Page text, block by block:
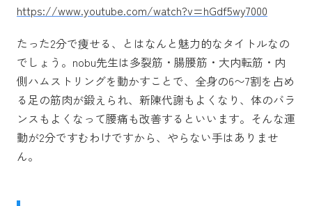
https://www.youtube.com/watch?v=hGdf5wy7000
たった2分で痩せる、とはなんと魅力的なタイトルなの
でしょう。nobu先生は多裂筋・腸腰筋・大内転筋・内
側ハムストリングを動かすことで、全身の6〜7割を占め
る足の筋肉が鍛えられ、新陳代謝もよくなり、体のバラ
ンスもよくなって腰痛も改善するといいます。そんな運
動が2分ですむわけですから、やらない手はありませ
ん。